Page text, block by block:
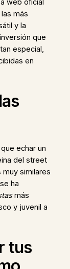
más
y la
que
especial,
en
echar un
del street
muy similares
ha
más
y juvenil a
tus